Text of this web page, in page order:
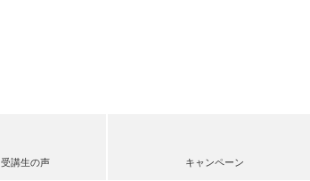
受講生の声 キャンペーン